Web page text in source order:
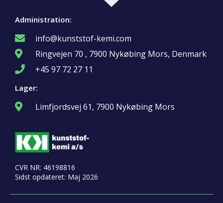
Administration:
info@kunststof-kemi.com
Ringvejen 70 , 7900 Nykøbing Mors, Denmark
+45 97 72 27 11
Lager:
Limfjordsvej 61, 7900 Nykøbing Mors
CVR NR: 46198816
Sidst opdateret: Maj 2026